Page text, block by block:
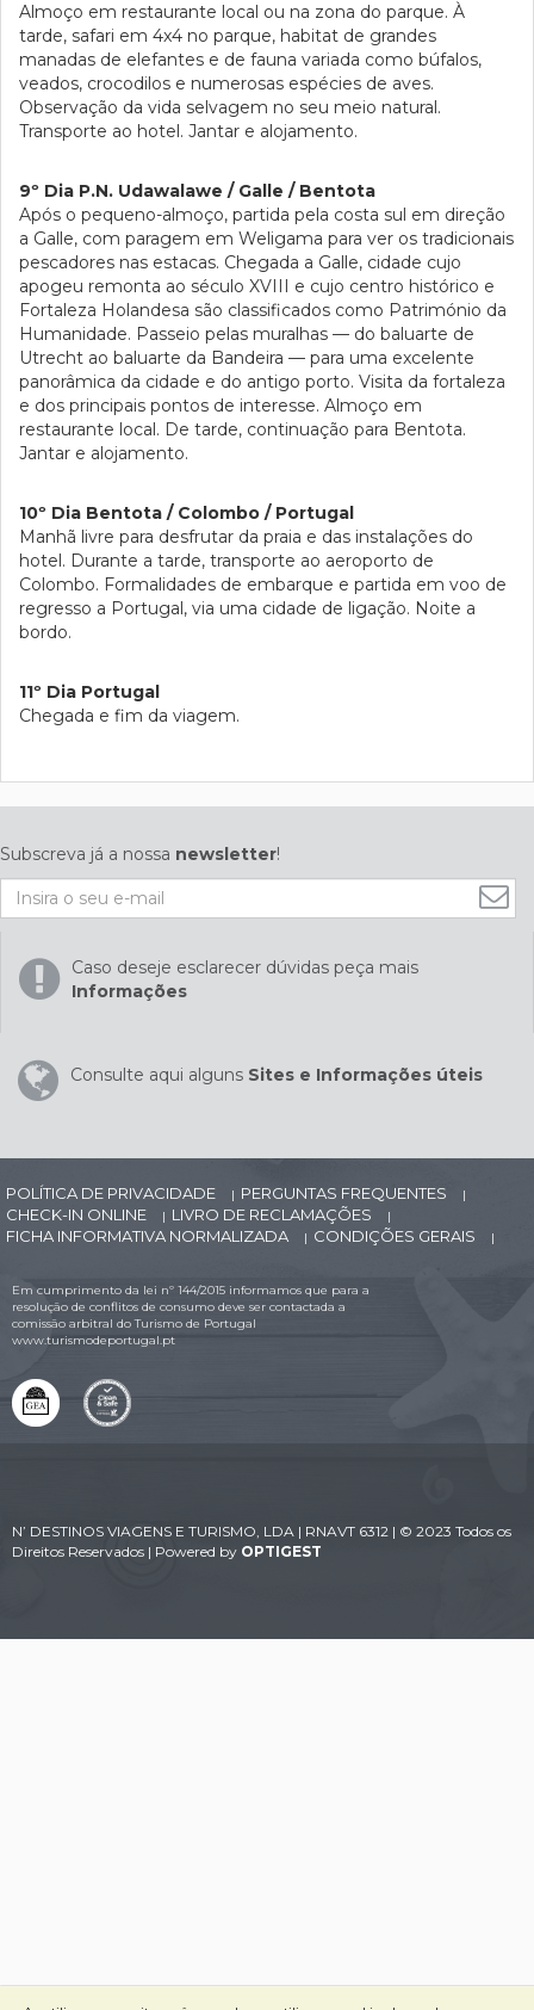
Almoço em restaurante local ou na zona do parque. À
tarde, safari em 4x4 no parque, habitat de grandes
manadas de elefantes e de fauna variada como búfalos,
veados, crocodilos e numerosas espécies de aves.
Observação da vida selvagem no seu meio natural.
Transporte ao hotel. Jantar e alojamento.
9º Dia P.N. Udawalawe / Galle / Bentota
Após o pequeno-almoço, partida pela costa sul em direção
a Galle, com paragem em Weligama para ver os tradicionais
pescadores nas estacas. Chegada a Galle, cidade cujo
apogeu remonta ao século XVIII e cujo centro histórico e
Fortaleza Holandesa são classificados como Património da
Humanidade. Passeio pelas muralhas — do baluarte de
Utrecht ao baluarte da Bandeira — para uma excelente
panorâmica da cidade e do antigo porto. Visita da fortaleza
e dos principais pontos de interesse. Almoço em
restaurante local. De tarde, continuação para Bentota.
Jantar e alojamento.
10º Dia Bentota / Colombo / Portugal
Manhã livre para desfrutar da praia e das instalações do
hotel. Durante a tarde, transporte ao aeroporto de
Colombo. Formalidades de embarque e partida em voo de
regresso a Portugal, via uma cidade de ligação. Noite a
bordo.
11º Dia Portugal
Chegada e fim da viagem.
Subscreva já a nossa newsletter!
Caso deseje esclarecer dúvidas peça mais
Informações
Consulte aqui alguns Sites e Informações úteis
POLÍTICA DE PRIVACIDADE | PERGUNTAS FREQUENTES |
CHECK-IN ONLINE | LIVRO DE RECLAMAÇÕES |
FICHA INFORMATIVA NORMALIZADA | CONDIÇÕES GERAIS |
Em cumprimento da lei nº 144/2015 informamos que para a
resolução de conflitos de consumo deve ser contactada a
comissão arbitral do Turismo de Portugal
www.turismodeportugal.pt
N’ DESTINOS VIAGENS E TURISMO, LDA | RNAVT 6312 | © 2023 Todos os
Direitos Reservados | Powered by OPTIGEST